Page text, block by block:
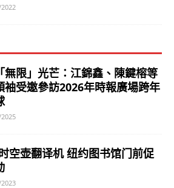
無限」光芒：江錦鑫、陳鍵榕等
袖受邀參訪2026年時報廣場跨年
空壶翻译机 纽约图书馆门前促